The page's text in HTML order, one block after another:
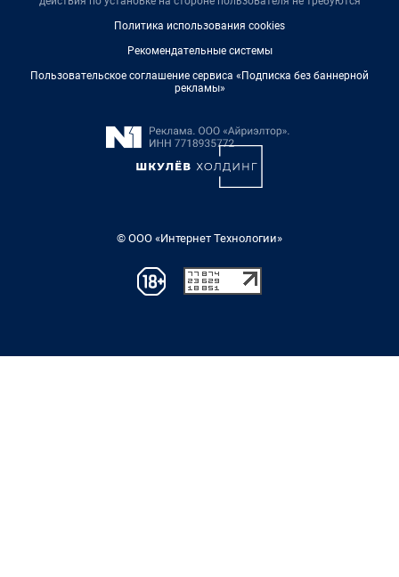
Политика использования cookies
Рекомендательные системы
Пользовательское соглашение сервиса «Подписка без баннерной
рекламы»
© ООО «Интернет Технологии»